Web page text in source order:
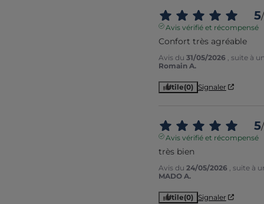
5/
Avis vérifié et récompensé
Confort très agréable
Avis du 31/05/2026
, suite à
Romain A.
Utile(0) Signaler
5/
Avis vérifié et récompensé
très bien
Avis du 24/05/2026
, suite à
MADO A.
Utile(0) Signaler